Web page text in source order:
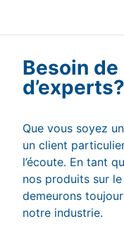
Besoin
d’experts?
Que vous soyez
un client
l’écoute. En tant
nos produits sur
demeurons
notre industrie.